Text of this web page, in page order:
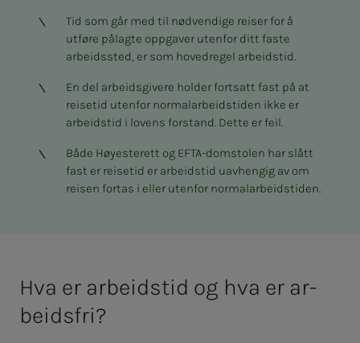
Tid som går med til nødvendige reiser for å
utføre pålagte oppgaver utenfor ditt faste
arbeidssted, er som hovedregel arbeidstid.
En del arbeidsgivere holder fortsatt fast på at
reisetid utenfor normalarbeidstiden ikke er
arbeidstid i lovens forstand. Dette er feil.
Både Høyesterett og EFTA-domstolen har slått
fast er reisetid er arbeidstid uavhengig av om
reisen fortas i eller utenfor normalarbeidstiden.
Hva er ar­­­beids­­­­­tid og hva er ar­­­
beids­­­fri?